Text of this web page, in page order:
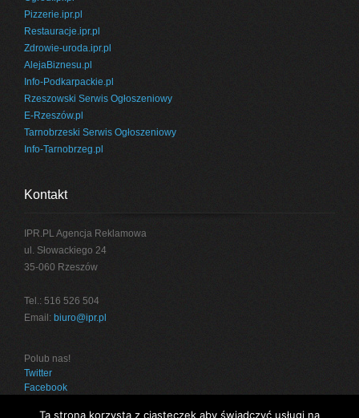
Pizzerie.ipr.pl
Restauracje.ipr.pl
Zdrowie-uroda.ipr.pl
AlejaBiznesu.pl
Info-Podkarpackie.pl
Rzeszowski Serwis Ogłoszeniowy
E-Rzeszów.pl
Tarnobrzeski Serwis Ogłoszeniowy
Info-Tarnobrzeg.pl
Kontakt
IPR.PL Agencja Reklamowa
ul. Słowackiego 24
35-060 Rzeszów
Tel.: 516 526 504
Email: biuro@ipr.pl
Polub nas!
Twitter
Facebook
Ta strona korzysta z ciasteczek aby świadczyć usługi na